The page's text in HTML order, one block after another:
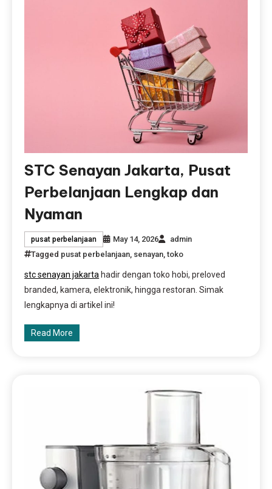
STC Senayan Jakarta, Pusat
Perbelanjaan Lengkap dan
Nyaman
pusat perbelanjaan May 14, 2026
admin
Tagged pusat perbelanjaan, senayan,toko
stc senayan jakarta hadir dengan toko hobi, preloved
branded, kamera, elektronik, hingga restoran. Simak
lengkapnya di artikel ini!
Read More